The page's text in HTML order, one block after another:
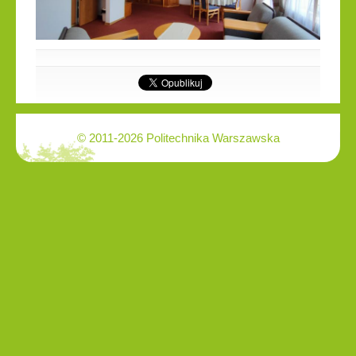
© 2011-2026 Politechnika Warszawska